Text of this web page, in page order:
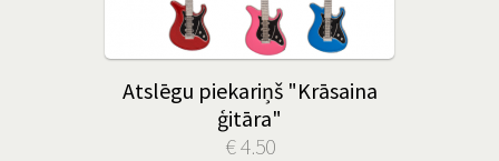
Atslēgu piekariņš "Krāsaina
ģitāra"
€ 4.50